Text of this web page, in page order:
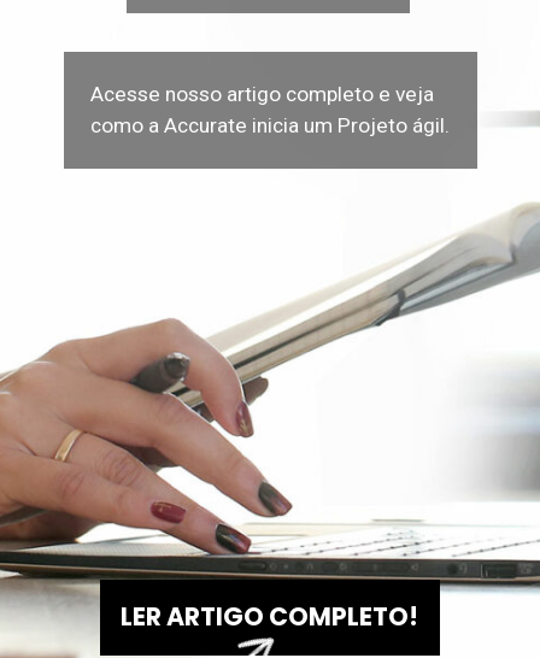
Acesse nosso artigo completo e veja
como a Accurate inicia um Projeto ágil.
LER ARTIGO COMPLETO!